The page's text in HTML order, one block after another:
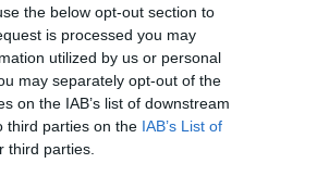
the below opt-out section to
is processed you may
utilized by us or personal
may separately opt-out of the
on the IAB’s list of downstream
third parties on the IAB’s List of
third parties.